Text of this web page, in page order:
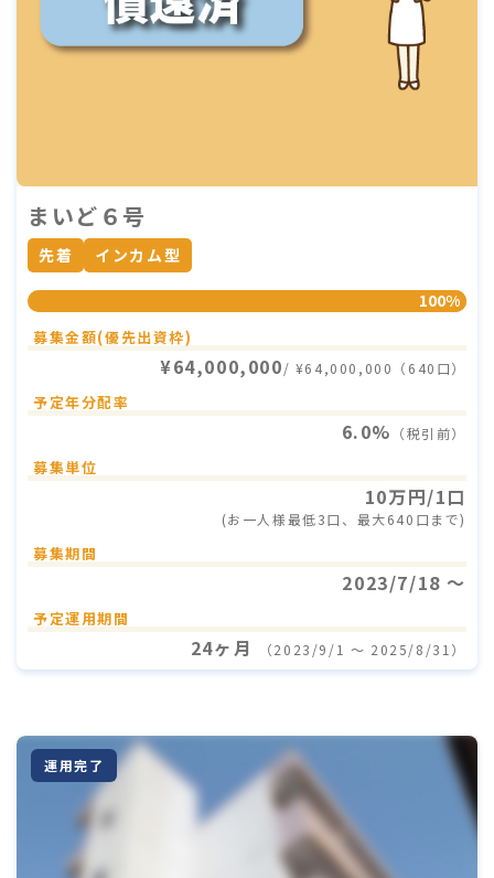
まいど６号
先着 インカム型
100%
募集金額(優先出資枠)
¥64,000,000/ ¥64,000,000（640口）
予定年分配率
6.0% （税引前）
募集単位
10万円/1口
(お一人様最低3口、最大640口まで)
募集期間
2023/7/18 〜
予定運用期間
24ヶ月 （2023/9/1 〜 2025/8/31）
運用完了